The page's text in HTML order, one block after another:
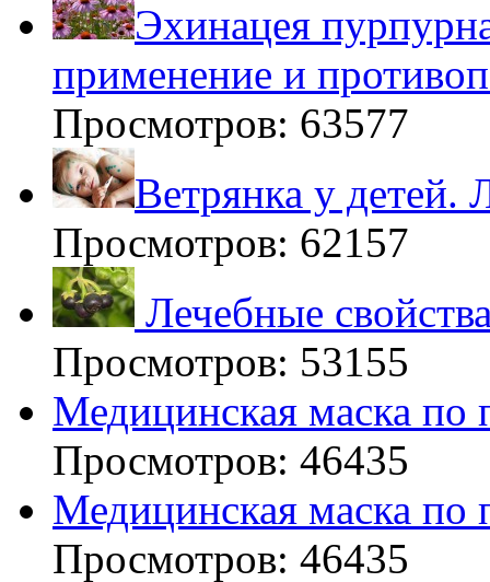
Эхинацея
применение и
Просмотров: 63577
Ветрянка у детей.
Просмотров: 62157
Лечебные
Просмотров: 53155
Медицинская маска по
Просмотров: 46435
Медицинская маска по
Просмотров: 46435